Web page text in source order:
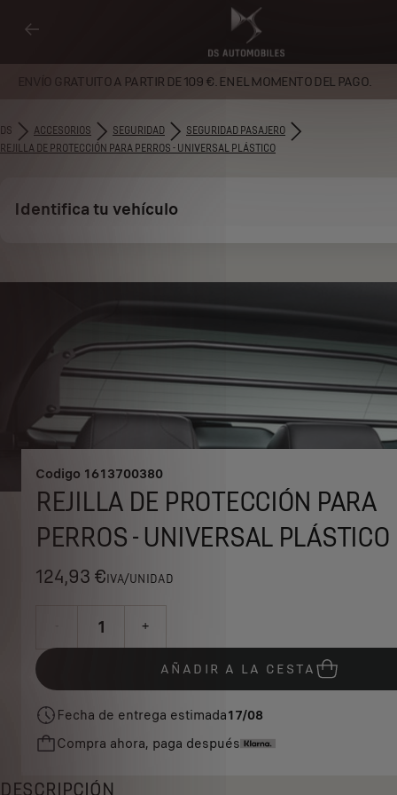
ENVÍO GRATUITO A PARTIR DE 109 €. EN EL MOMENTO DEL PAGO.
DS ACCESORIOS SEGURIDAD
SEGURIDAD PASAJERO
REJILLA DE PROTECCIÓN PARA PERROS - UNIVERSAL PLÁSTICO
Identifica tu vehículo
Codigo 1613700380
REJILLA DE PROTECCIÓN PARA
PERROS - UNIVERSAL PLÁSTICO
124,93 €
c
e
i
s
1
IVA/UNIDAD
+
Q
u
a
n
t
t
AÑADIR A LA CESTA
Fecha de entrega estimada17/08
Compra ahora, paga después
DESCRIPCIÓN